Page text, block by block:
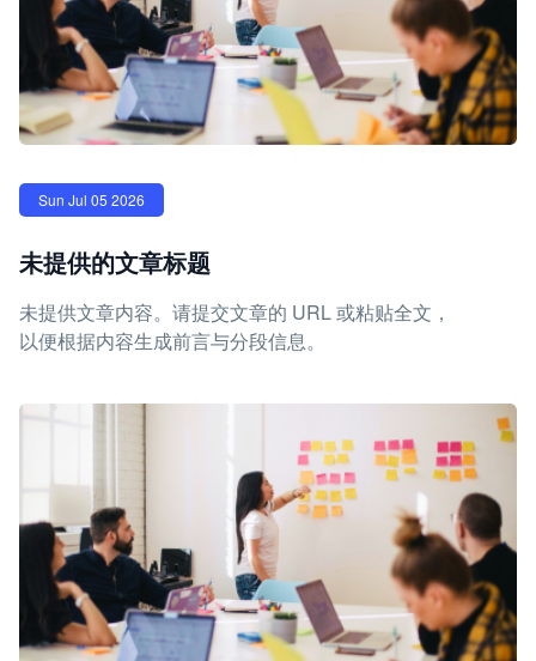
Sun Jul 05 2026
未提供的文章标题
未提供文章内容。请提交文章的 URL 或粘贴全文，
以便根据内容生成前言与分段信息。